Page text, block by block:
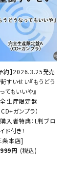
約】2026.3.25発売
すいせい『もうどう
てもいいや』
生産限定盤
CD+ガンプラ）
入者特典：L判ブロ
ド付き！
条本店]
円 (税込)